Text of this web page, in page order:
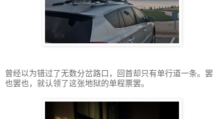
曾经以为错过了无数分岔路口，回首却只有单行道一条。罢
也罢也，就认领了这张地狱的单程票罢。